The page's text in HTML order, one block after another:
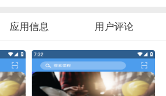
应用信息 用户评论